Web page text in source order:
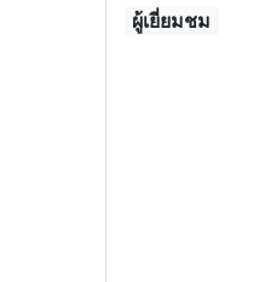
ผู้เยี่ยมชม